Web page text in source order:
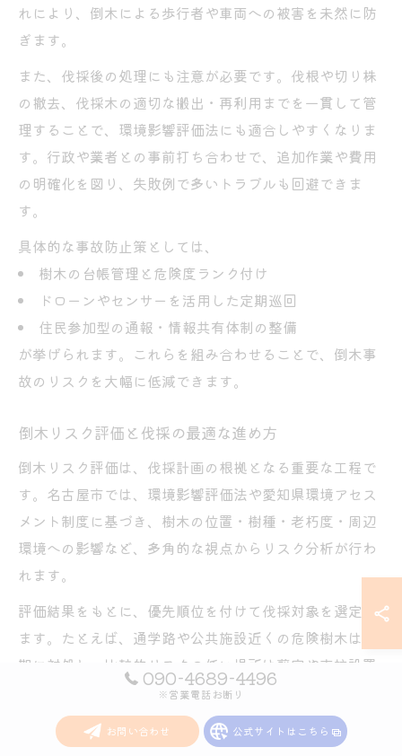
れにより、倒木による歩行者や車両への被害を未然に防
ぎます。
また、伐採後の処理にも注意が必要です。伐根や切り株
の撤去、伐採木の適切な搬出・再利用までを一貫して管
理することで、環境影響評価法にも適合しやすくなりま
す。行政や業者との事前打ち合わせで、追加作業や費用
の明確化を図り、失敗例で多いトラブルも回避できま
す。
具体的な事故防止策としては、
樹木の台帳管理と危険度ランク付け
ドローンやセンサーを活用した定期巡回
住民参加型の通報・情報共有体制の整備
が挙げられます。これらを組み合わせることで、倒木事
故のリスクを大幅に低減できます。
倒木リスク評価と伐採の最適な進め方
倒木リスク評価は、伐採計画の根拠となる重要な工程で
す。名古屋市では、環境影響評価法や愛知県環境アセス
メント制度に基づき、樹木の位置・樹種・老朽度・周辺
環境への影響など、多角的な視点からリスク分析が行わ
れます。
評価結果をもとに、優先順位を付けて伐採対象を選定し
ます。たとえば、通学路や公共施設近くの危険樹木は早
期に対処し、比較的リスクの低い場所は剪定や支柱設置
による管理を選択します。こうした段階的な進め方によ
り、環境負荷を抑えつつ効率的な倒木リスク管理が可能
となります。
090-4689-4496
※営業電話お断り
お問い合わせ 公式サイトはこちら